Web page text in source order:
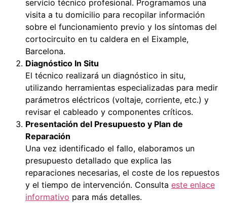
servicio técnico profesional. Programamos una
visita a tu domicilio para recopilar información
sobre el funcionamiento previo y los síntomas del
cortocircuito en tu caldera en el Eixample,
Barcelona.
Diagnóstico In Situ
El técnico realizará un diagnóstico in situ,
utilizando herramientas especializadas para medir
parámetros eléctricos (voltaje, corriente, etc.) y
revisar el cableado y componentes críticos.
Presentación del Presupuesto y Plan de
Reparación
Una vez identificado el fallo, elaboramos un
presupuesto detallado que explica las
reparaciones necesarias, el coste de los repuestos
y el tiempo de intervención. Consulta este enlace
informativo para más detalles.